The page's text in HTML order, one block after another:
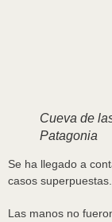
Cueva de
Patagonia
Se ha llegado a
casos superpuestas.
Las manos no